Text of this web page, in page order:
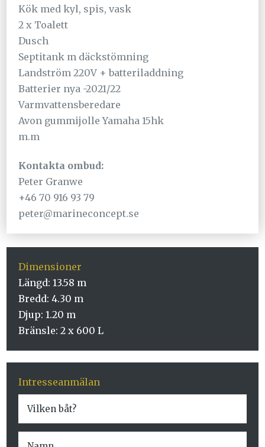
Kök med kyl, spis, vask
2 x Toalett
Dusch
Septitank m däckstömning
Landström 220V + batteriladdning
Batterier nya -2021/22
Varmvattensberedare
Avon gummijolle Yamaha 15hk
m.m
Kontakta ombud:
Peter Granwe
+46 70 916 93 79
peter@marineconcept.se
Dimensioner
Längd: 13.58 m
Bredd: 4.30 m
Djup: 1.20 m
Bränsle: 2 x 600 L
Intresseanmälan